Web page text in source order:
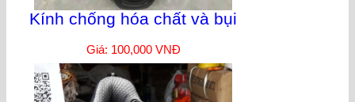
Kính chống hóa chất và bụi
Giá: 100,000 VNĐ